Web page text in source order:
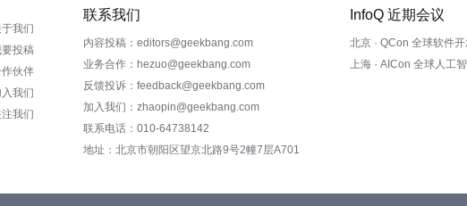
我们
投稿
伙伴
我们
我们
联系我们
内容投稿：editors@geekbang.com
业务合作：hezuo@geekbang.com
反馈投诉：feedback@geekbang.com
加入我们：zhaopin@geekbang.com
联系电话：010-64738142
地址：北京市朝阳区望京北路9号2幢7层A701
InfoQ 近期会议
北京 · QCon 全球软件
上海 · AICon 全球人工